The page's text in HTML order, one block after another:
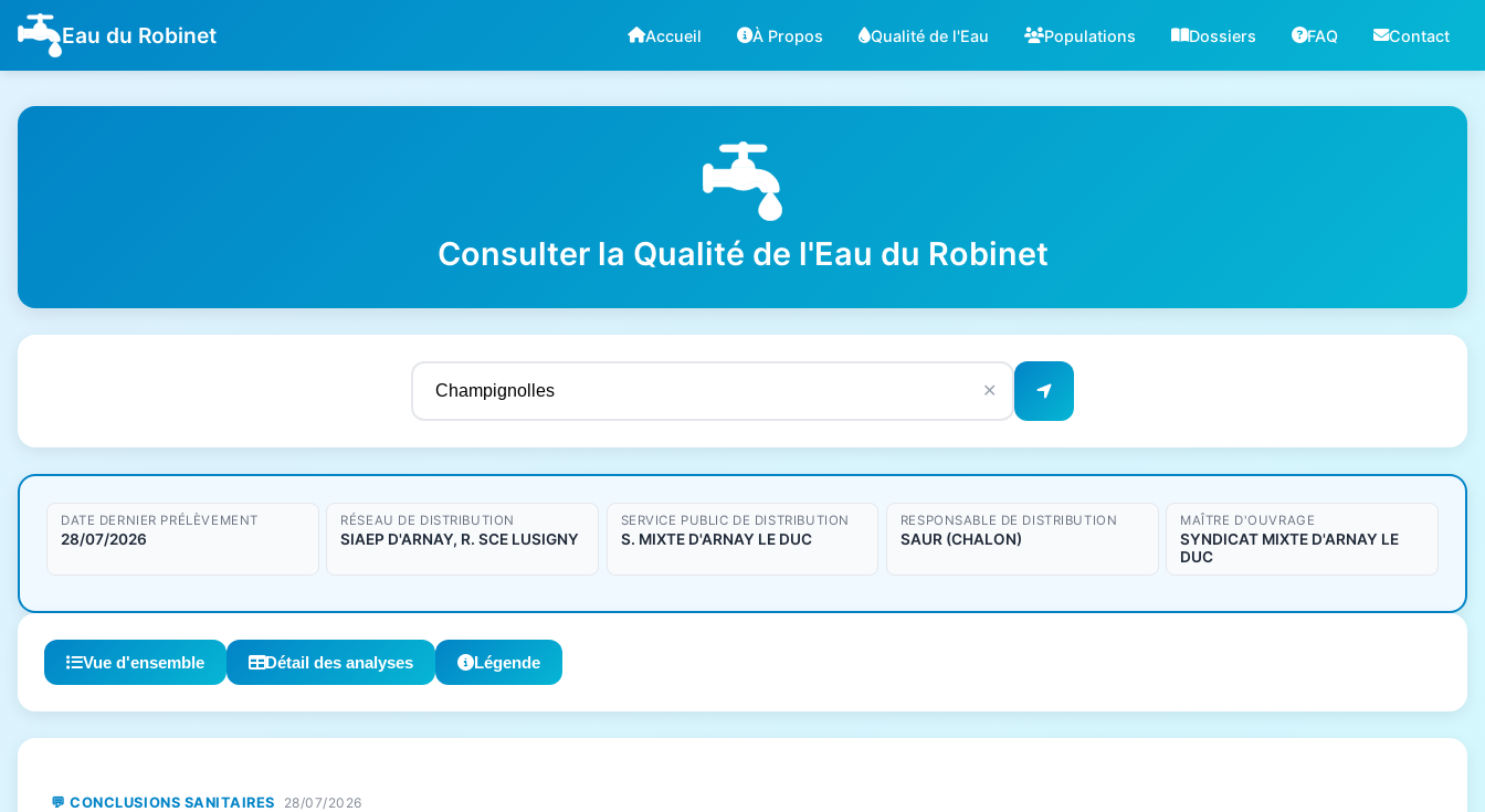
Eau du Robinet Accueil À Propos Qualité de l'Eau Populations Dossiers FAQ Contact
Consulter la Qualité de l'Eau du Robinet
✕
Résultats de qualité de l'eau
DATE DERNIER PRÉLÈVEMENT
28/07/2026
RÉSEAU DE DISTRIBUTION
SIAEP D'ARNAY, R. SCE LUSIGNY
SERVICE PUBLIC DE DISTRIBUTION
S. MIXTE D'ARNAY LE DUC
RESPONSABLE DE DISTRIBUTION
SAUR (CHALON)
MAÎTRE D'OUVRAGE
SYNDICAT MIXTE D'ARNAY LE
DUC
Vue d'ensemble Détail des analyses Légende
💬 CONCLUSIONS SANITAIRES 28/07/2026